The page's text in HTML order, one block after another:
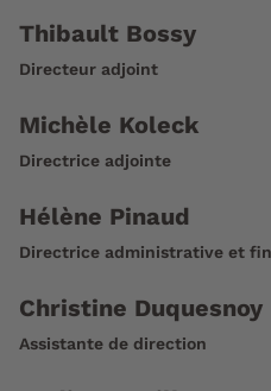
Thibault Bossy
Directeur adjoint
Michèle Koleck
Directrice adjointe
Hélène Pinaud
Directrice administrative et
Christine Duquesnoy
Assistante de direction